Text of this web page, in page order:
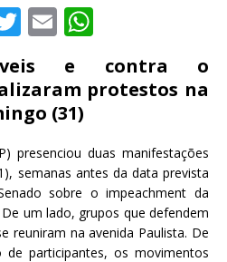
T
w
it
te
r
E
m
ai
l
at
s
p
p
e contra o
protestos na
(31)
presenciou duas manifestações
semanas antes da data prevista
sobre o impeachment da
um lado, grupos que defendem
reuniram na avenida Paulista. De
participantes, os movimentos